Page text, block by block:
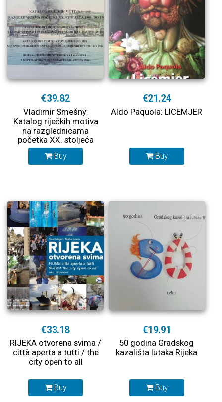
€39.82
Vladimir Smešny:
Katalog riječkih motiva
na razglednicama
početka XX. stoljeća
1901. do 1906.
Buy
€21.24
Aldo Paquola: LICEMJER
Buy
€33.18
RIJEKA otvorena svima /
città aperta a tutti / the
city open to all
Buy
€19.91
50 godina Gradskog
kazališta lutaka Rijeka
Buy